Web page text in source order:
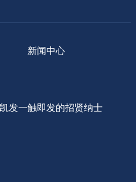
新闻中心
凯发一触即发的招贤纳士